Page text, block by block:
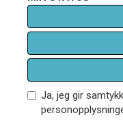
Ja, jeg gir